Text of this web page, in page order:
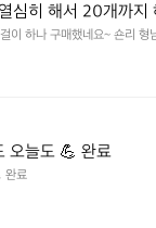
심히 해서 20개까지
이 하나 구매했네요~ 숀리
오늘도 💪 완료
완료